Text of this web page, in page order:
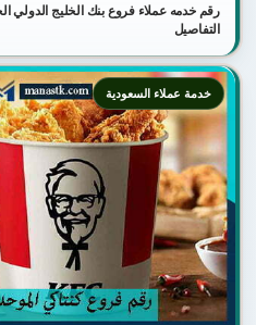
التفاصيل
خدمة عملاء السعودية